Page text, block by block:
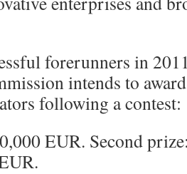
forerunners in
intends to
following a contest:
EUR. Second